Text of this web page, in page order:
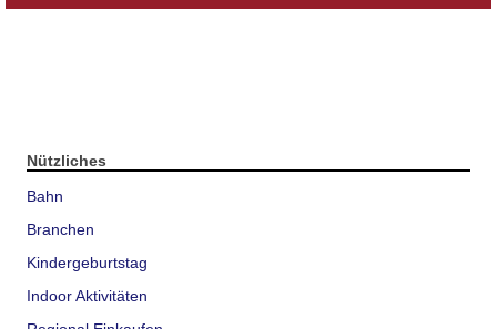
Nützliches
Bahn
Branchen
Kindergeburtstag
Indoor Aktivitäten